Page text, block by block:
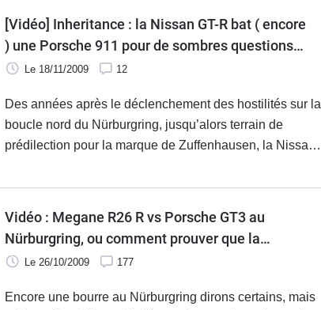
[Vidéo] Inheritance : la Nissan GT-R bat ( encore
) une Porsche 911 pour de sombres questions
d’héritage
Le 18/11/2009 12
Des années après le déclenchement des hostilités sur la
boucle nord du Nürburgring, jusqu’alors terrain de
prédilection pour la marque de Zuffenhausen, la Nissan
pas provoqué
Vidéo : Megane R26 R vs Porsche GT3 au
Nürburgring, ou comment prouver que la
puissance ne fait pas tout !
Le 26/10/2009 177
Encore une bourre au Nürburgring dirons certains, mais